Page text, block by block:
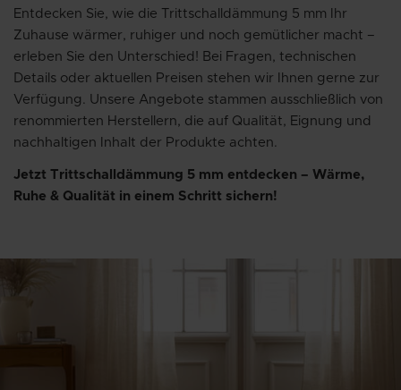
Entdecken Sie, wie die Trittschalldämmung 5 mm Ihr
Zuhause wärmer, ruhiger und noch gemütlicher macht –
erleben Sie den Unterschied! Bei Fragen, technischen
Details oder aktuellen Preisen stehen wir Ihnen gerne zur
Verfügung. Unsere Angebote stammen ausschließlich von
renommierten Herstellern, die auf Qualität, Eignung und
nachhaltigen Inhalt der Produkte achten.
Jetzt Trittschalldämmung 5 mm entdecken – Wärme,
Ruhe & Qualität in einem Schritt sichern!